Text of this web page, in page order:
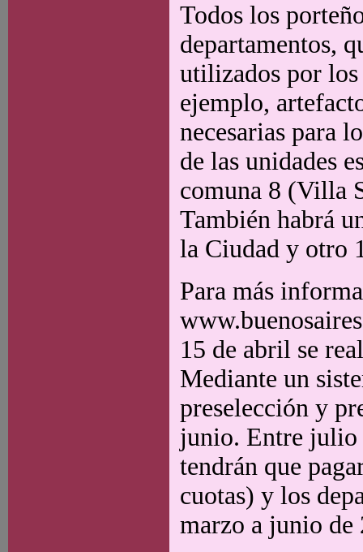
Todos los
departamentos,
utilizados por los
ejemplo,
necesarias para
de las unidades
comuna 8 (Villa
También habrá
la Ciudad y otro
Para más
15 de abril se
Mediante un
preselección y
junio. Entre julio
tendrán que
cuotas) y los
marzo a junio de